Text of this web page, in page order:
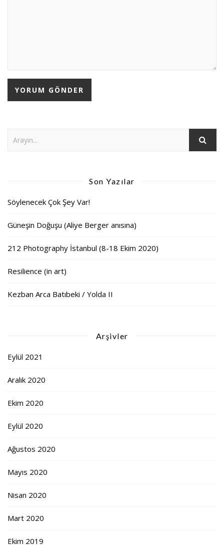
Son Yazılar
Söylenecek Çok Şey Var!
Güneşin Doğuşu (Aliye Berger anısına)
212 Photography İstanbul (8-18 Ekim 2020)
Resilience (in art)
Kezban Arca Batıbeki / Yolda II
Arşivler
Eylül 2021
Aralık 2020
Ekim 2020
Eylül 2020
Ağustos 2020
Mayıs 2020
Nisan 2020
Mart 2020
Ekim 2019